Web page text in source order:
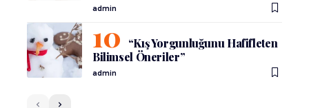
admin
“Kış Yorgunluğunu Hafifleten
Bilimsel Öneriler”
admin